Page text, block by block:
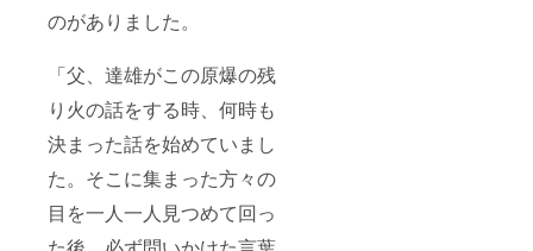
のがありました。
「父、達雄がこの原爆の残
り火の話をする時、何時も
決まった話を始めていまし
た。そこに集まった方々の
目を一人一人見つめて回っ